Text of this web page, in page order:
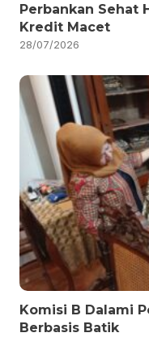
Perbankan Sehat
Kredit Macet
28/07/2026
Komisi B Dalami
Berbasis Batik